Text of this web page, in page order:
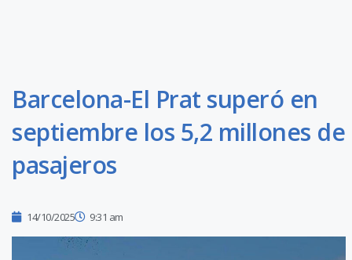
Barcelona-El Prat superó en
septiembre los 5,2 millones de
pasajeros
14/10/2025 9:31 am